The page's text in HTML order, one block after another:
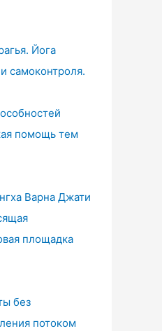
Йога
самоконтроля.
помощь тем
Варна Джати
площадка
без
потоком